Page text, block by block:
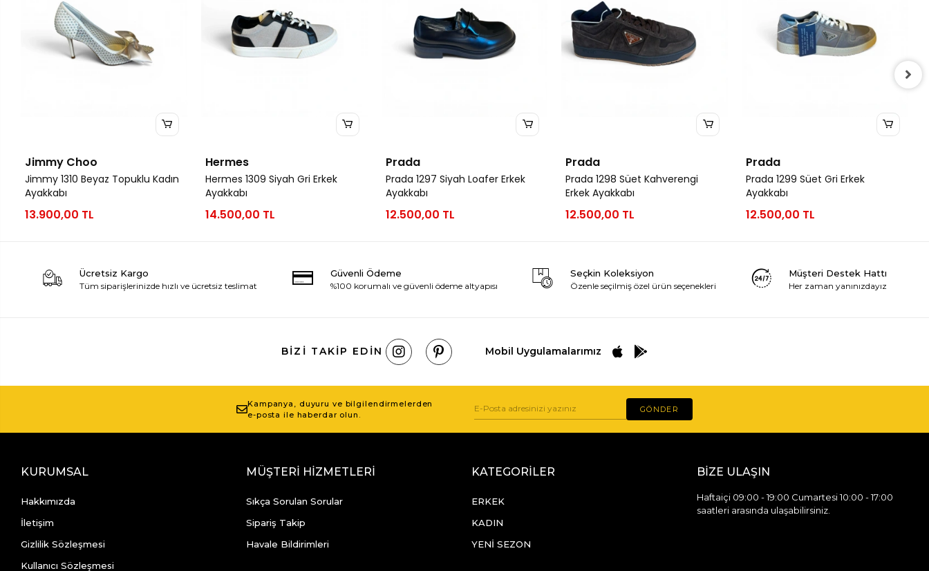
Jimmy Choo
Jimmy 1310 Beyaz Topuklu Kadın
Ayakkabı
13.900,00 TL
Hermes
Hermes 1309 Siyah Gri Erkek
Ayakkabı
14.500,00 TL
Prada
Prada 1297 Siyah Loafer Erkek
Ayakkabı
12.500,00 TL
Prada
Prada 1298 Süet Kahverengi
Erkek Ayakkabı
12.500,00 TL
Prada
Prada 1299 Süet Gri Erkek
Ayakkabı
12.500,00 TL
Ücretsiz Kargo
Tüm siparişlerinizde hızlı ve ücretsiz teslimat
Güvenli Ödeme
%100 korumalı ve güvenli ödeme altyapısı
Seçkin Koleksiyon
Özenle seçilmiş özel ürün seçenekleri
Müşteri Destek Hattı
Her zaman yanınızdayız
BIZI TAKIP EDIN Mobil Uygulamalarımız
Kampanya, duyuru ve bilgilendirmelerden
e-posta ile haberdar olun.
GÖNDER
KURUMSAL
Hakkımızda
İletişim
Gizlilik Sözleşmesi
Kullanıcı Sözleşmesi
MÜŞTERİ HİZMETLERİ
Sıkça Sorulan Sorular
Sipariş Takip
Havale Bildirimleri
KATEGORİLER
ERKEK
KADIN
YENİ SEZON
BİZE ULAŞIN
Haftaiçi 09:00 - 19:00 Cumartesi 10:00 - 17:00
saatleri arasında ulaşabilirsiniz.